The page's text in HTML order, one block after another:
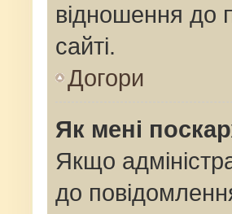
відношення до
сайті.
Догори
Як мені
Якщо
до